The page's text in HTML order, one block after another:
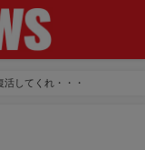
活してくれ・・・